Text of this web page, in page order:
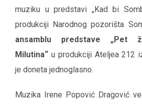
muziku u predstavi „Kad bi
produkciji Narodnog pozorišta
ansamblu predstave „Pet
Milutina“ u produkciji Ateljea 212
je doneta jednoglasno.
Muzika Irene Popović Dragović